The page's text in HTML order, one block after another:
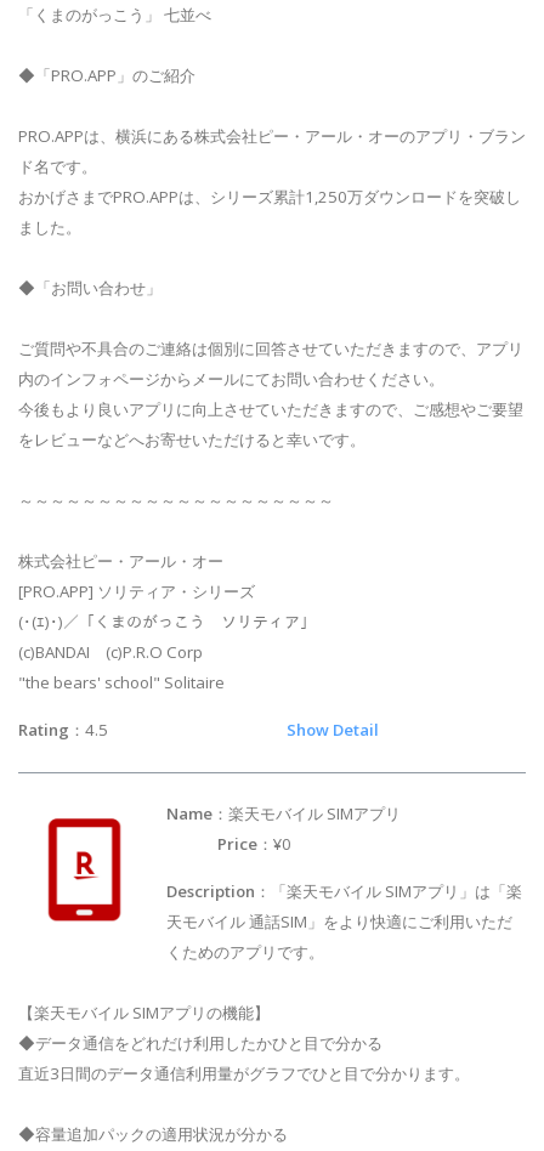
「くまのがっこう」 七並べ
◆「PRO.APP」のご紹介
PRO.APPは、横浜にある株式会社ピー・アール・オーのアプリ・ブラン
ド名です。
おかげさまでPRO.APPは、シリーズ累計1,250万ダウンロードを突破し
ました。
◆「お問い合わせ」
ご質問や不具合のご連絡は個別に回答させていただきますので、アプリ
内のインフォページからメールにてお問い合わせください。
今後もより良いアプリに向上させていただきますので、ご感想やご要望
をレビューなどへお寄せいただけると幸いです。
～～～～～～～～～～～～～～～～～～～～
株式会社ピー・アール・オー
[PRO.APP] ソリティア・シリーズ
(･(ｴ)･)／「くまのがっこう ソリティア」
(c)BANDAI (c)P.R.O Corp
"the bears' school" Solitaire
Rating ：4.5 Show Detail
Name ：楽天モバイル SIMアプリ
Price ：¥0
Description ：「楽天モバイル SIMアプリ」は「楽
天モバイル 通話SIM」をより快適にご利用いただ
くためのアプリです。
【楽天モバイル SIMアプリの機能】
◆データ通信をどれだけ利用したかひと目で分かる
直近3日間のデータ通信利用量がグラフでひと目で分かります。
◆容量追加パックの適用状況が分かる